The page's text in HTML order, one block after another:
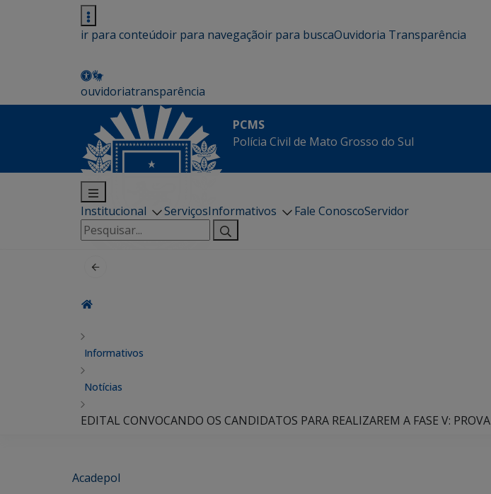
ir para conteúdoir para navegaçãoir para buscaOuvidoria Transparência
ouvidoriatransparência
PCMS
Polícia Civil de Mato Grosso do Sul
Institucional ServiçosInformativos Fale ConoscoServidor
Pesquisar
por:
Informativos
Notícias
EDITAL CONVOCANDO OS CANDIDATOS PARA REALIZAREM A FASE V:
Acadepol